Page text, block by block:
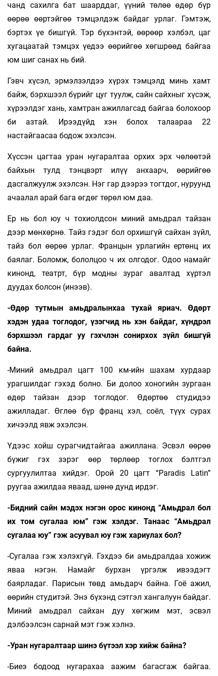
чанд сахилга бат шаарддаг, үүний төлөө өдөр бүр
өөрөө өөртэйгөө тэмцэлдэж байдаг урлаг. Гэмтэж,
бэртэх үе бишгүй. Тэр бүхэнтэй, өөрөөр хэлбэл, цаг
хугацаатай тэмцэх үедээ өөрийгөө хөгшрөөд байгаа
юм шиг санах нь бий.
Гэвч хүсэл, эрмэлзэлдээ хүрэх тэмцэлд минь хамт
байж, бэрхшээл бүрийг цуг туулж, сайн сайхныг хүсэж,
хүрээлдэг хань, хамтран ажиллагсад байгаа болохоор
би азтай. Ирээдүйд хэн болох талаараа 22
настайгаасаа бодож эхэлсэн.
Хүссэн цагтаа уран нугаралтаа орхих эрх чөлөөтэй
байхын тулд тэнцвэрт илүү анхаарч, өөрийгөө
дасгалжуулж эхэлсэн. Нэг гар дээрээ тогтдог, нуруунд
ачаалал арай бага өгдөг төрөл юм даа.
Ер нь бол юу ч тохиолдсон миний амьдрал тайзан
дээр мөнхөрнө. Тайз гэдэг бол орхишгүй сайхан зүйл,
тайз бол өөрөө урлаг. Францын урлагийн ертөнц их
баялаг. Боломж, бололцоо ч их олгодог. Одоо намайг
кинонд, театрт, бүр модны зураг авалтад хүртэл
дуудах болсон (инээв).
-Өдөр тутмын амьдралынхаа тухай яриач. Өдөрт
хэдэн удаа тоглодог, үзэгчид нь хэн байдаг, хүндрэл
бэрхшээл гардаг уу гэхчлэн сонирхох зүйл бишгүй
байна.
-Миний амьдрал цагт 100 км-ийн шахам хурдаар
урагшилдаг гэхэд болно. Би долоо хоногийн зургаан
өдөр тайзан дээр тоглодог. Өдөртөө студидээ
ажилладаг. Өглөө бүр франц хэл, соёл, түүх сурах
хичээлд явж эхэлсэн.
Үдээс хойш сурагчидтайгаа ажиллана. Эсвэл өөрөө
бүжиг гэх зэрэг өөр төрлөөр тоглох бэлтгэл
сургуулилтаа хийдэг. Орой 20 цагт “Paradis Latin”
руугаа ажилдаа яваад, шөнө дунд ирдэг.
-Бидний сайн мэдэх нэгэн орос кинонд “Амьдрал бол
их том сугалаа юм” гэж хэлдэг. Танаас “Амьдрал
сугалаа юу” гэж асуувал юу гэж хариулах бол?
-Сугалаа гэж хэлэхгүй. Гэхдээ би амьдралдаа хожиж
яваа нэгэн. Намайг бурхан үргэлж ивээдэгт
баярладаг. Парисын төвд амьдарч байна. Гоё ажил,
өөрийн студитэй. Энэ бүхэнд сэтгэл хангалуун байдаг.
Миний амьдрал сайхан дуу хөгжим мэт, эсвэл
дэлбээлсэн сарнай мэт гэж хэлнэ.
-Уран нугаралтаар шинэ бүтээл хэр хийж байна?
-Биеэ бодоод нугарахаа аажим багасгаж байгаа.